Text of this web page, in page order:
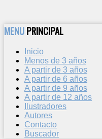
MENUPRINCIPAL
Inicio
Menos de 3 años
A partir de 3 años
A partir de 6 años
A partir de 9 años
A partir de 12 años
Ilustradores
Autores
Contacto
Buscador